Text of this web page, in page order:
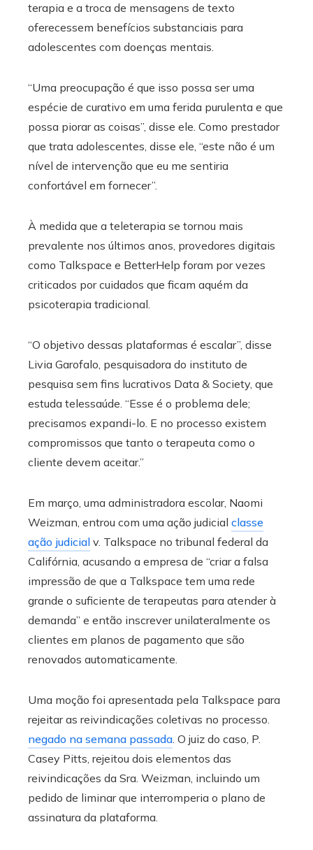
terapia e a troca de mensagens de texto
oferecessem benefícios substanciais para
adolescentes com doenças mentais.
“Uma preocupação é que isso possa ser uma
espécie de curativo em uma ferida purulenta e que
possa piorar as coisas”, disse ele. Como prestador
que trata adolescentes, disse ele, “este não é um
nível de intervenção que eu me sentiria
confortável em fornecer”.
À medida que a teleterapia se tornou mais
prevalente nos últimos anos, provedores digitais
como Talkspace e BetterHelp foram por vezes
criticados por cuidados que ficam aquém da
psicoterapia tradicional.
“O objetivo dessas plataformas é escalar”, disse
Livia Garofalo, pesquisadora do instituto de
pesquisa sem fins lucrativos Data & Society, que
estuda telessaúde. “Esse é o problema dele;
precisamos expandi-lo. E no processo existem
compromissos que tanto o terapeuta como o
cliente devem aceitar.”
Em março, uma administradora escolar, Naomi
Weizman, entrou com uma ação judicial classe
ação judicial v. Talkspace no tribunal federal da
Califórnia, acusando a empresa de “criar a falsa
impressão de que a Talkspace tem uma rede
grande o suficiente de terapeutas para atender à
demanda” e então inscrever unilateralmente os
clientes em planos de pagamento que são
renovados automaticamente.
Uma moção foi apresentada pela Talkspace para
rejeitar as reivindicações coletivas no processo.
negado na semana passada. O juiz do caso, P.
Casey Pitts, rejeitou dois elementos das
reivindicações da Sra. Weizman, incluindo um
pedido de liminar que interromperia o plano de
assinatura da plataforma.